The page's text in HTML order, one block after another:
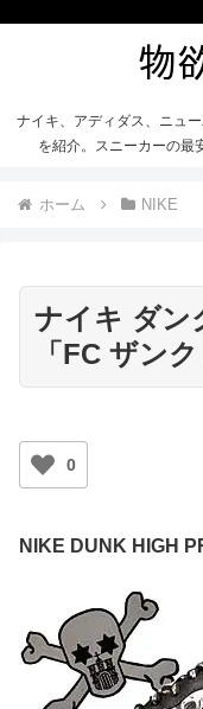
ナイキ、アディダス、ニュ
を紹介。スニーカーの最
ホーム NIKE
ナイキ ダン
「FC ザン
0
NIKE DUNK HIGH